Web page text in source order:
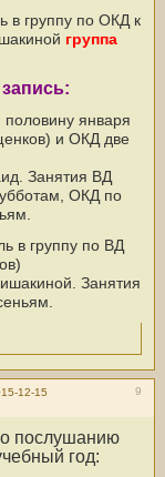
в группу по ОКД к
группа
января
и ОКД две
Занятия ВД
ОКД по
в группу по ВД
Занятия
9
12-15
послушанию
год: